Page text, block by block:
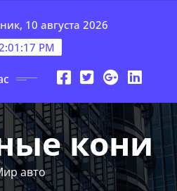
10 августа 2026
PM
кони
авто